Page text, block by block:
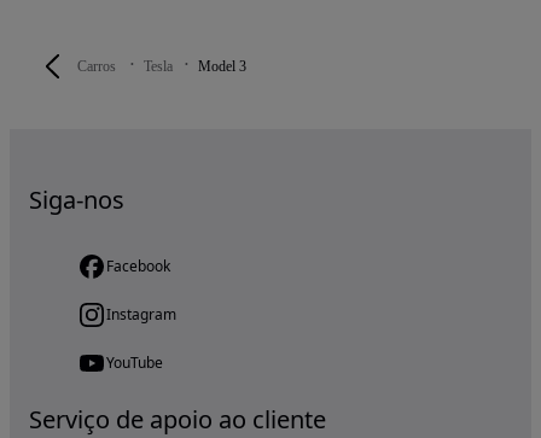
Carros Tesla Model 3
Siga-nos
Facebook
Instagram
YouTube
Serviço de apoio ao cliente